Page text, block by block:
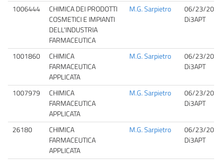
1006444
CHIMICA DEI PRODOTTI
COSMETICI E IMPIANTI
DELL'INDUSTRIA
FARMACEUTICA
M.G. Sarpietro
06/23/
Di3APT
1001860
CHIMICA
FARMACEUTICA
APPLICATA
M.G. Sarpietro
06/23/
Di3APT
1007979
CHIMICA
FARMACEUTICA
APPLICATA
M.G. Sarpietro
06/23/
Di3APT
26180
CHIMICA
FARMACEUTICA
APPLICATA
M.G. Sarpietro
06/23/
Di3APT